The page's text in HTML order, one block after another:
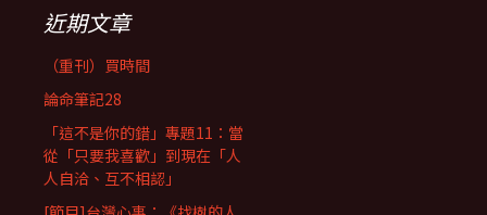
近期文章
（重刊）買時間
論命筆記28
「這不是你的錯」專題11：當
從「只要我喜歡」到現在「人
人自洽、互不相認」